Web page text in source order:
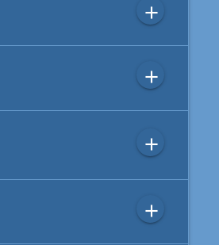
add
add
add
add